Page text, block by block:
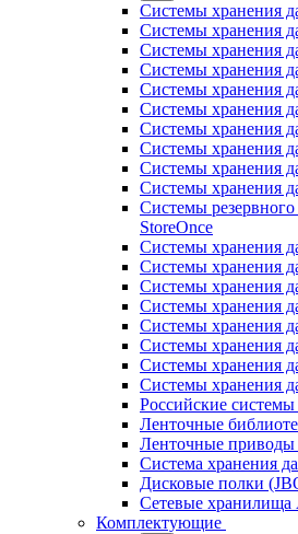
Системы хранения
Системы хранения
Системы хранения
Системы хранения
Cистемы хранения
Системы хранения
Системы хранения
Системы хранения
Системы хранения
Системы хранения
Системы
StoreOnce
Системы хранения
Системы хранения
Системы хранения
Системы хранения
Системы хранения
Системы хранения
Системы хранения
Системы хранения
Российские
Ленточные
Ленточные приводы
Система хранения
Дисковые полки
Сетевые хранилища
Комплектующие